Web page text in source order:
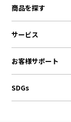
商品を探す
サービス
お客様サポート
SDGs